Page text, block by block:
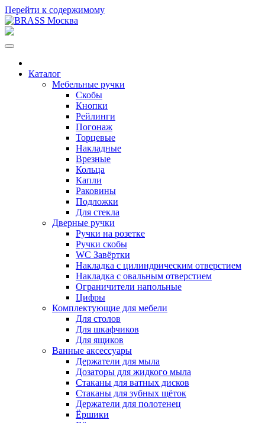
Перейти к содержимому
Каталог
Мебельные ручки
Скобы
Кнопки
Рейлинги
Погонаж
Торцевые
Накладные
Врезные
Кольца
Капли
Раковины
Подложки
Для стекла
Дверные ручки
Ручки на розетке
Ручки скобы
WC Завёртки
Накладка с цилиндрическим отверстием
Накладка с овальным отверстием
Ограничители напольные
Цифры
Комплектующие для мебели
Для столов
Для шкафчиков
Для ящиков
Ванные аксессуары
Держатели для мыла
Дозаторы для жидкого мыла
Стаканы для ватных дисков
Стаканы для зубных щёток
Держатели для полотенец
Ёршики